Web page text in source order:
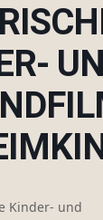
Kinder- und